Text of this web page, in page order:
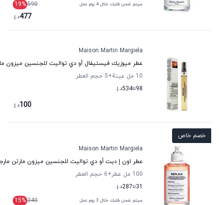
سيتم شحن طلبك خلال 4 يوم عمل 590
19%
477د.إ.
Maison Martin Margiela
عطر ميوزيك فيستيفال أو دي تواليت للجنسين ميزون
10 مل عينة
+5
حجم العطر
98تا534د.إ.
100د.إ.
خصم خاص
Maison Martin Margiela
عطر اون إ ديت أو دي تواليت للجنسين ميزون مارتن
100 مل عطر
+6
حجم العطر
31تا287د.إ.
سيتم شحن طلبك خلال 3 يوم عمل 340
15%